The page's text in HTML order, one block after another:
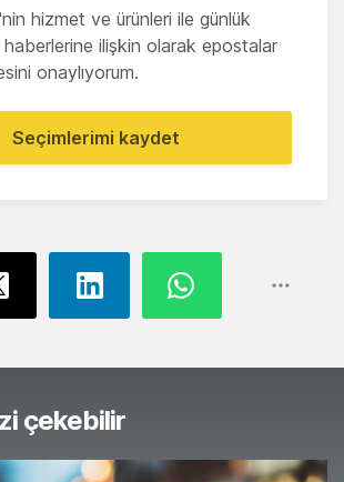
hizmet ve ürünleri ile günlük
ilişkin olarak epostalar
onaylıyorum.
Seçimlerimi kaydet
çekebilir